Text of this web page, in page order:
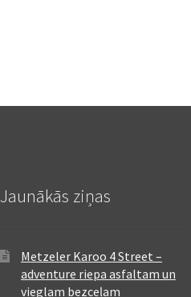
Jaunākās ziņas
Metzeler Karoo 4 Street –
adventure riepa asfaltam un
vieglam bezceļam